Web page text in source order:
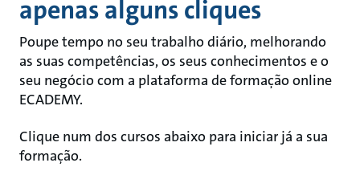
apenas alguns cliques
Poupe tempo no seu trabalho diário, melhorando
as suas competências, os seus conhecimentos e o
seu negócio com a plataforma de formação online
ECADEMY.
Clique num dos cursos abaixo para iniciar já a sua
formação.